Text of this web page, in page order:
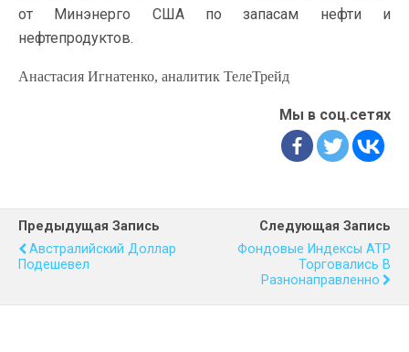
от Минэнерго США по запасам нефти и
нефтепродуктов.
Анастасия Игнатенко, аналитик ТелеТрейд
Мы в соц.сетях
Предыдущая Запись
Австралийский Доллар
Подешевел
Следующая Запись
Фондовые Индексы АТР
Торговались В
Разнонаправленно